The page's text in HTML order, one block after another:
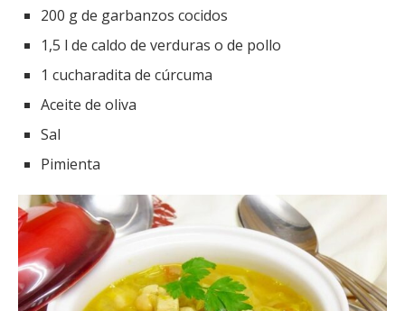
200 g de garbanzos cocidos
1,5 l de caldo de verduras o de pollo
1 cucharadita de cúrcuma
Aceite de oliva
Sal
Pimienta